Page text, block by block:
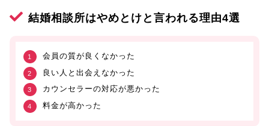
結婚相談所はやめとけと言われる理由4選
会員の質が良くなかった
良い人と出会えなかった
カウンセラーの対応が悪かった
料金が高かった